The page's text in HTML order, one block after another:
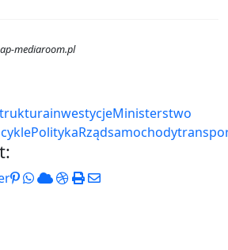
mediaroom.pl
inwestycjeMinisterstwo
PolitykaRządsamochody
Pinterest
Whatsapp
CloudStumbleUpon
PrintShare